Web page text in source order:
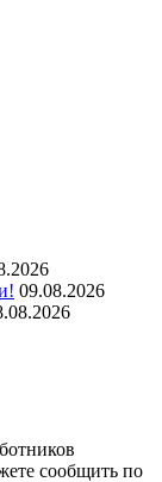
09.08.2026
сообщить по